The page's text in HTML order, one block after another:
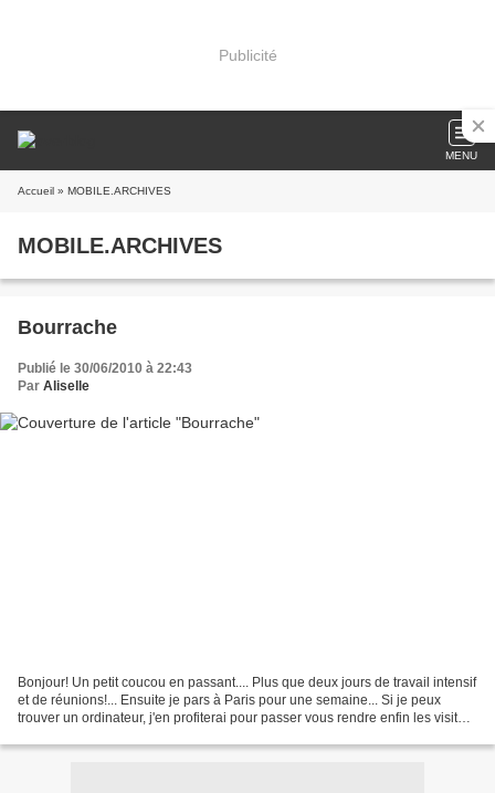
Publicité
MENU
Accueil » MOBILE.ARCHIVES
MOBILE.ARCHIVES
Bourrache
Publié le 30/06/2010 à 22:43
Par Aliselle
Bonjour! Un petit coucou en passant.... Plus que deux jours de travail intensif
et de réunions!... Ensuite je pars à Paris pour une semaine... Si je peux
trouver un ordinateur, j'en profiterai pour passer vous rendre enfin les visites